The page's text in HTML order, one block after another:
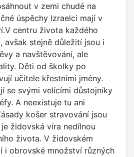
v zemi chudé na
úspěchy Izraelci mají v
centru života každého
avšak stejně důležití jsou i
a navštěvování, ale
Děti od školky po
učitele křestními jmény.
se svými velícími důstojníky
A neexistuje tu ani
košer stravování jsou
židovská víra nedílnou
života. V židovském
i obrovské množství různých